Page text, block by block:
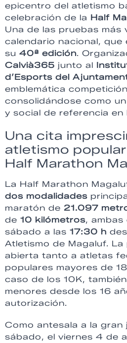
epicentro del atletismo
celebración de la Half
Una de las pruebas más
calendario nacional, que
su 40ª edición.
Calvià365 junto al
d’Esports del
emblemática
consolidándose como
y social de referencia en
Una cita
atletismo
Half Marathon
La Half Marathon
dos modalidades
maratón de 21.097
de 10 kilómetros, ambas
sábado a las 17:30 h
Atletismo de Magaluf.
abierta tanto a atletas
populares mayores de
caso de los 10K,
menores desde los 16
autorización.
Como antesala a la gran
sábado, el viernes 4 de